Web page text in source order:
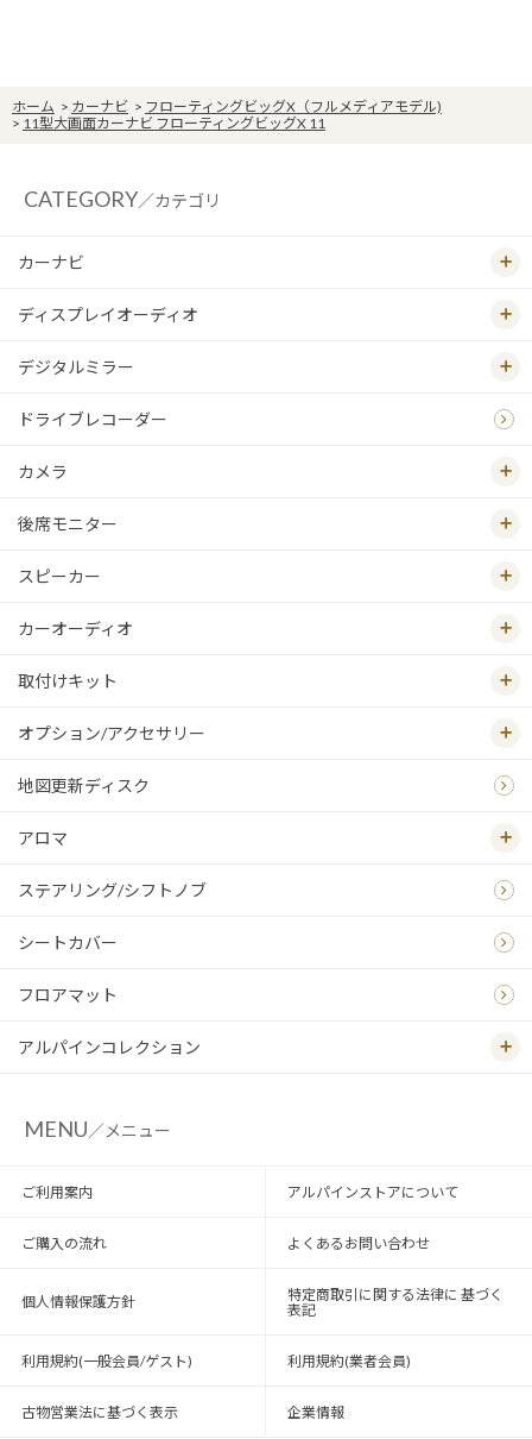
ホーム > カーナビ > フローティングビッグX（フルメディアモデル)
> 11型大画面カーナビ フローティングビッグX 11
CATEGORY／カテゴリ
カーナビ
ディスプレイオーディオ
デジタルミラー
ドライブレコーダー
カメラ
後席モニター
スピーカー
カーオーディオ
取付けキット
オプション/アクセサリー
地図更新ディスク
アロマ
ステアリング/シフトノブ
シートカバー
フロアマット
アルパインコレクション
MENU／メニュー
ご利用案内 アルパインストアについて
ご購入の流れ よくあるお問い合わせ
個人情報保護方針
特定商取引に関する法律に 基づく
表記
利用規約(一般会員/ゲスト) 利用規約(業者会員)
古物営業法に基づく表示 企業情報